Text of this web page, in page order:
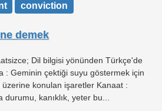
conviction
demek
Dil bilgisi yönünden Türkçe'de
: Geminin çektiği suyu göstermek için
üzerine konulan işaretler Kanaat :
kanıklık, yeter bu...